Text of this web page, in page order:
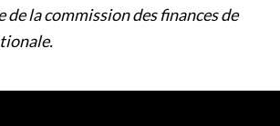
de la commission des finances de